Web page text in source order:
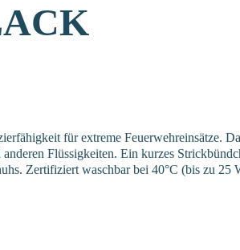
für extreme Feuerwehreinsätze.
Flüssigkeiten. Ein kurzes
Zertifiziert waschbar bei 40°C (bis zu 25